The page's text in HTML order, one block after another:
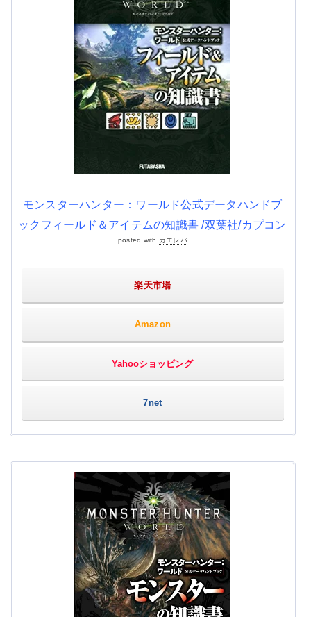
モンスターハンター：ワールド公式データハンドブ
ックフィールド＆アイテムの知識書 /双葉社/カプコン
posted with カエレバ
楽天市場
Amazon
Yahooショッピング
7net